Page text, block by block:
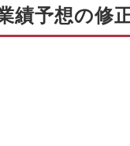
績予想の修